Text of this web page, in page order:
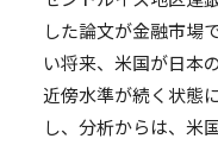
した論文が金融市場
い将来、米国が日本
近傍水準が続く状態
し、分析からは、米